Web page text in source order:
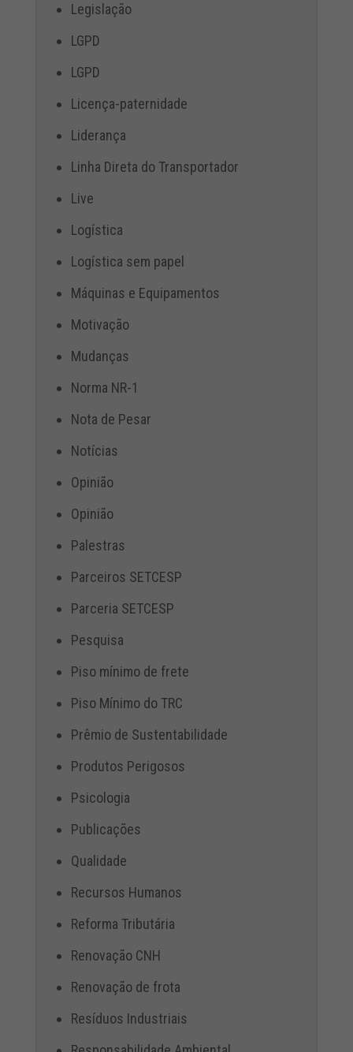
Legislação
LGPD
LGPD
Licença-paternidade
Liderança
Linha Direta do Transportador
Live
Logística
Logística sem papel
Máquinas e Equipamentos
Motivação
Mudanças
Norma NR-1
Nota de Pesar
Notícias
Opinião
Opinião
Palestras
Parceiros SETCESP
Parceria SETCESP
Pesquisa
Piso mínimo de frete
Piso Mínimo do TRC
Prêmio de Sustentabilidade
Produtos Perigosos
Psicologia
Publicações
Qualidade
Recursos Humanos
Reforma Tributária
Renovação CNH
Renovação de frota
Resíduos Industriais